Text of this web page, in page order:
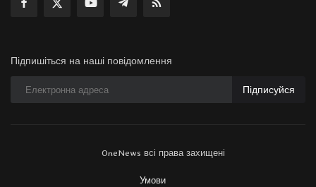
Підпишіться на наші повідомлення
Підписуйся
OneNews всі права захищені
Умови